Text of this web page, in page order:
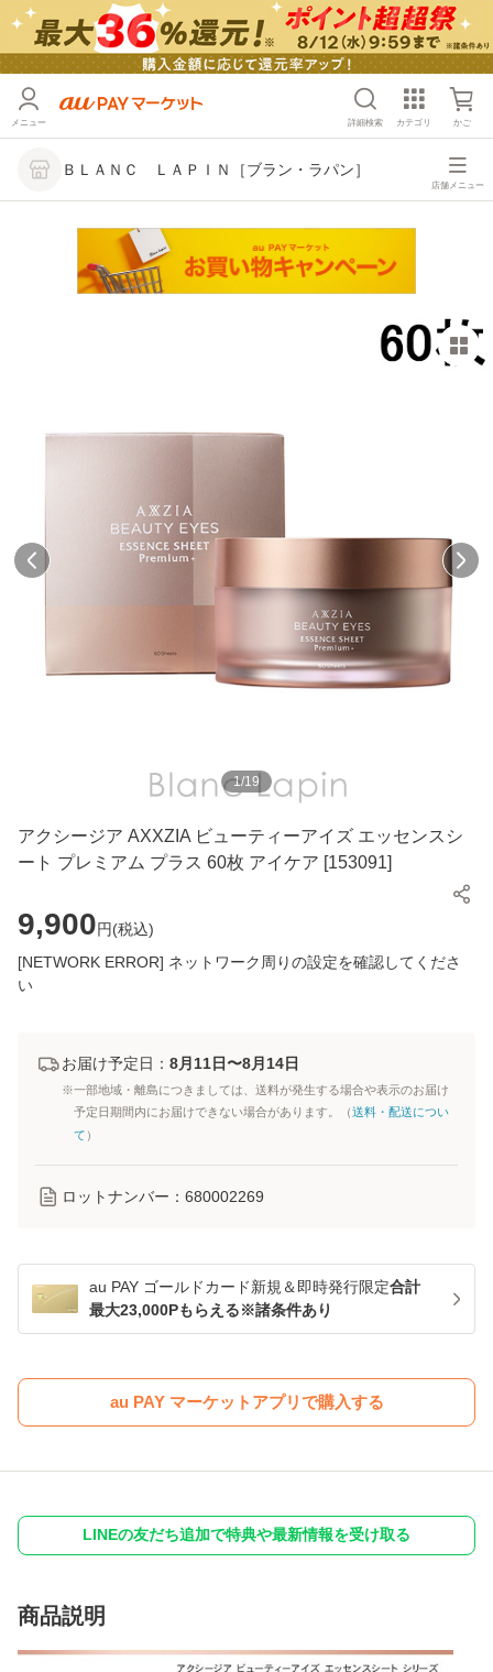
メニュー 詳細検索 カテゴリ かご
ＢＬＡＮＣ ＬＡＰＩＮ［ブラン・ラパン］
店舗メニュー
1/19
アクシージア AXXZIA ビューティーアイズ エッセンスシ
ート プレミアム プラス 60枚 アイケア [153091]
9,900円(税込)
[NETWORK ERROR] ネットワーク周りの設定を確認してくださ
い
お届け予定日： 8月11日〜8月14日
※一部地域・離島につきましては、送料が発生する場合や表示のお届け
予定日期間内にお届けできない場合があります。（送料・配送につい
て ）
ロットナンバー： 680002269
au PAY ゴールドカード新規＆即時発行限定合計
最大23,000Pもらえる※諸条件あり
au PAY マーケットアプリで購入する
LINEの友だち追加で特典や最新情報を受け取る
商品説明